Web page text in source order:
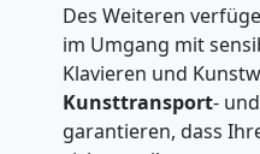
Des Weiteren
im Umgang mit
Klavieren und
Kunsttransport-
garantieren, dass
Beiladung